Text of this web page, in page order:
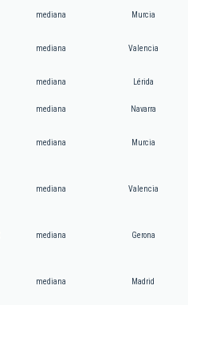
mediana Murcia
mediana Valencia
mediana Lérida
mediana Navarra
mediana Murcia
mediana Valencia
mediana Gerona
mediana Madrid